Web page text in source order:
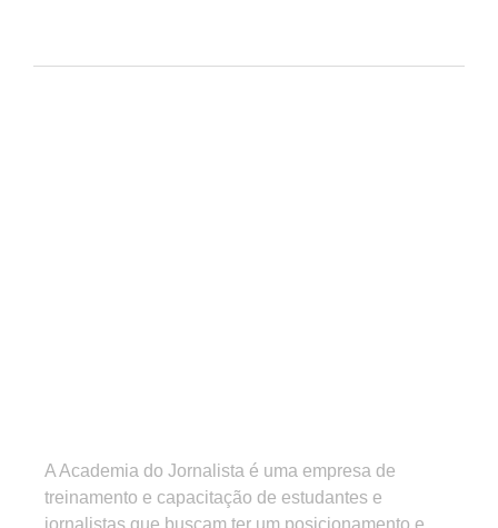
A Academia do Jornalista é uma empresa de
treinamento e capacitação de estudantes e
jornalistas que buscam ter um posicionamento e